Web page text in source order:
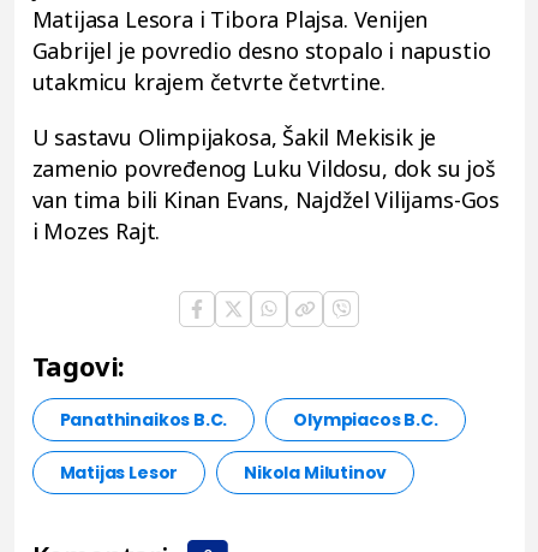
Matijasa Lesora i Tibora Plajsa. Venijen
Gabrijel je povredio desno stopalo i napustio
utakmicu krajem četvrte četvrtine.
U sastavu Olimpijakosa, Šakil Mekisik je
zamenio povređenog Luku Vildosu, dok su još
van tima bili Kinan Evans, Najdžel Vilijams-Gos
i Mozes Rajt.
Tagovi:
Panathinaikos B.C. Olympiacos B.C.
Matijas Lesor Nikola Milutinov